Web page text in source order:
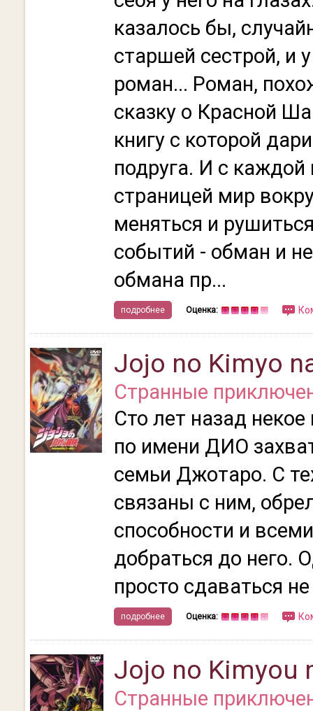
казалось бы,
старшей сестрой, и
роман... Роман,
сказку о Красной
книгу с которой
подруга. И с каждой
страницей мир
меняться и
событий - обман и
обмана пр...
подробнее Оценка:
Jojo no Kimyo
Странные
Сто лет назад
по имени ДИО
семьи Джотаро. С
связаны с ним,
способности и
добраться до него.
просто сдаваться
подробнее Оценка:
Jojo no Kimyou
Странные